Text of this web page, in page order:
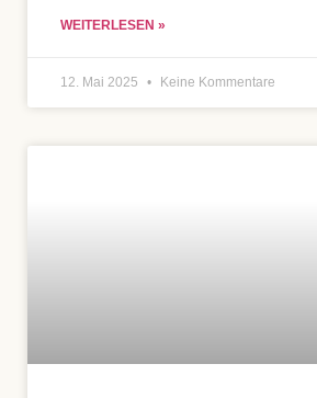
WEITERLESEN »
12. Mai 2025 Keine Kommentare